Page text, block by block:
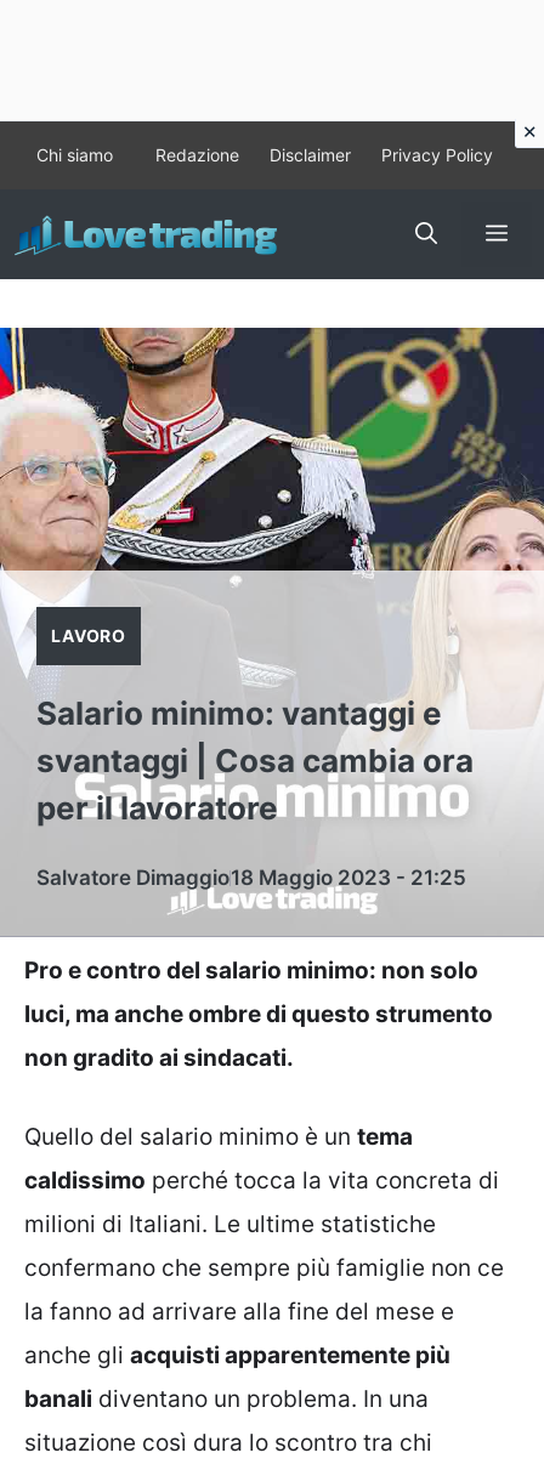
contenuto
Chi siamo Redazione Disclaimer Privacy Policy
LAVORO
Salario minimo: vantaggi e
svantaggi | Cosa cambia ora
per il lavoratore
Salvatore Dimaggio18 Maggio 2023 - 21:25
Pro e contro del salario minimo: non solo
luci, ma anche ombre di questo strumento
non gradito ai sindacati.
Quello del salario minimo è un tema
caldissimo perché tocca la vita concreta di
milioni di Italiani. Le ultime statistiche
confermano che sempre più famiglie non ce
la fanno ad arrivare alla fine del mese e
anche gli acquisti apparentemente più
banali diventano un problema. In una
situazione così dura lo scontro tra chi